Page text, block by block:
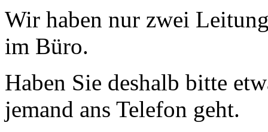
Wir haben nur zwei
im Büro.
Haben Sie deshalb bitte
jemand ans Telefon geht.